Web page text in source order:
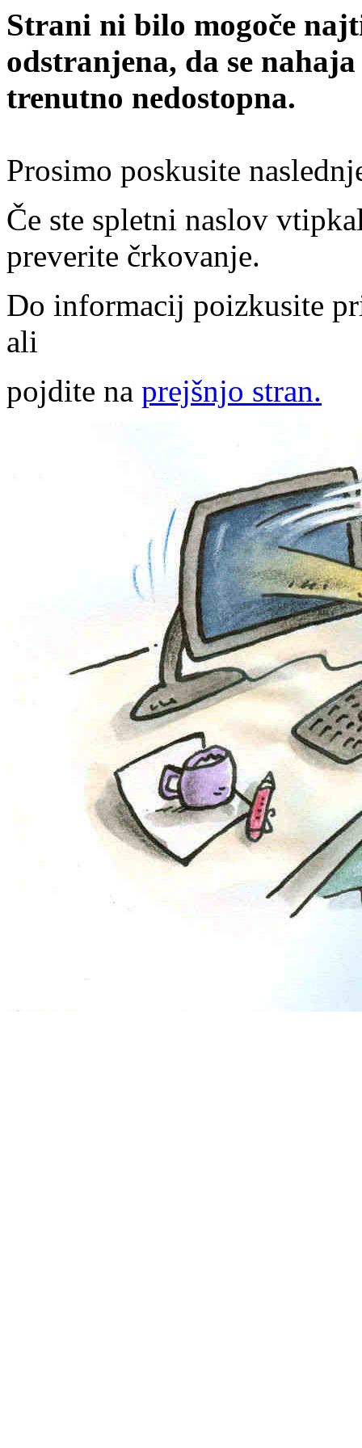
Strani ni bilo mogoče
odstranjena, da se
trenutno nedostopna.
Prosimo poskusite
Če ste spletni naslov
preverite črkovanje.
Do informacij poizkusite
ali
pojdite na prejšnjo stran.